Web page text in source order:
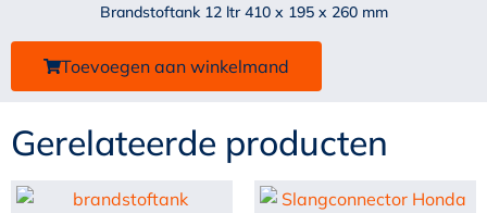
Brandstoftank 12 ltr 410 x 195 x 260 mm
Toevoegen aan winkelmand
Gerelateerde producten